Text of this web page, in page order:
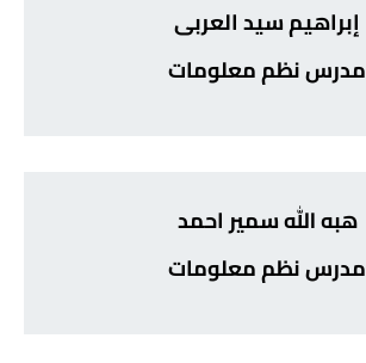
إبراهيم سيد العربى
مدرس نظم معلومات
هبه الله سمير احمد
مدرس نظم معلومات